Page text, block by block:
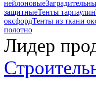
нейлоновые
защитныеТенты тарпаулин
оксфордТенты из ткани
полотно
Лидер